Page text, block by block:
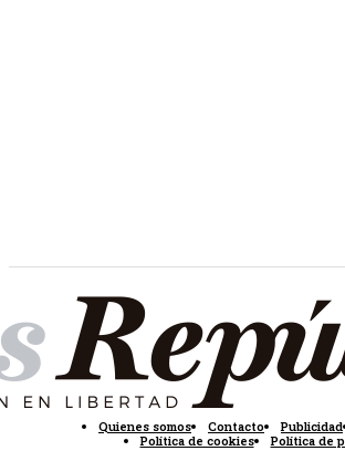
Quienes somos Contacto Publicidad
Política de cookies
Política de